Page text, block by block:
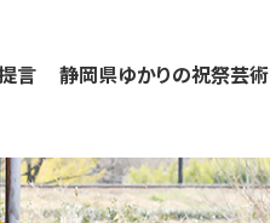
言 静岡県ゆかりの祝祭芸術